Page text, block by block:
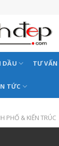
DẦU TƯ
TỨC
PHỐ & KIẾN TRÚC